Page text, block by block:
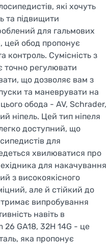
які хочуть
та підвищити
для гальмових
цей обод пропонує
контроль. Сумісність з
точно регулювати
що дозволяє вам з
та маневрувати на
обода - AV, Schrader,
ніпель. Цей тип ніпеля
доступний, що
для
хвилюватися про
для накачування
з високоякісного
але й стійкий до
випробування
навіть в
26 GA18, 32H 14G - це
яка пропонує